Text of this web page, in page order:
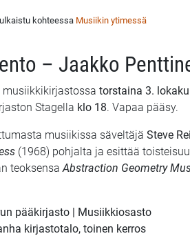
kohteessa Musiikin ytimessä
– Jaakko
musiikkikirjastossa torstaina 3.
Stagella klo 18. Vapaa pääsy.
musiikissa säveltäjä Steve
(1968) pohjalta ja esittää
teoksensaAbstraction Geometry
pääkirjasto | Musiikkiosasto
kirjastotalo, toinen kerros